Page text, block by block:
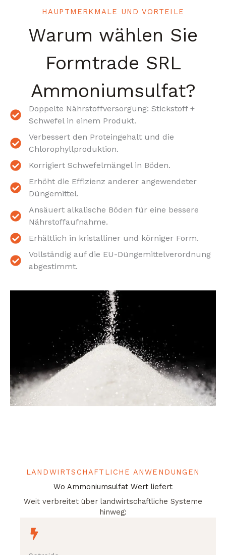
HAUPTMERKMALE UND VORTEILE
Warum wählen Sie
Formtrade SRL
Ammoniumsulfat?
Doppelte Nährstoffversorgung: Stickstoff +
Schwefel in einem Produkt.
Verbessert den Proteingehalt und die
Chlorophyllproduktion.
Korrigiert Schwefelmängel in Böden.
Erhöht die Effizienz anderer angewendeter
Düngemittel.
Ansäuert alkalische Böden für eine bessere
Nährstoffaufnahme.
Erhältlich in kristalliner und körniger Form.
Vollständig auf die EU-Düngemittelverordnung
abgestimmt.
LANDWIRTSCHAFTLICHE ANWENDUNGEN
Wo Ammoniumsulfat Wert liefert
Weit verbreitet über landwirtschaftliche Systeme
hinweg: